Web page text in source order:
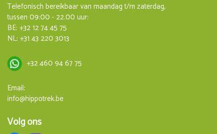
Telefonisch bereikbaar van maandag t/m zaterdag,
tussen 09:00 - 22.00 uur:
BE: +32 12 74 45 75
NL: +31 43 220 3013
+32 460 94 67 75
Email:
info@hippotrek.be
Volg ons